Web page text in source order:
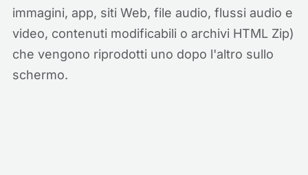
immagini, app, siti Web, file audio, flussi audio e
video, contenuti modificabili o archivi HTML Zip)
che vengono riprodotti uno dopo l'altro sullo
schermo.